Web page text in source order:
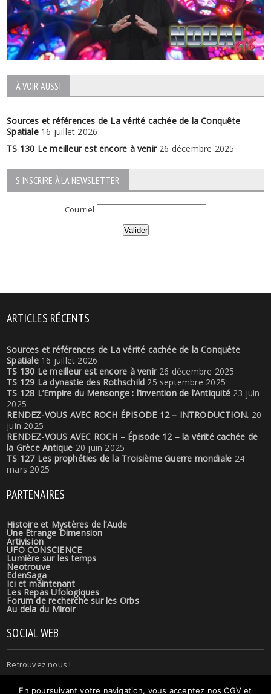
À VOIR AUSSI
Sources et références de La vérité cachée de la Conquête
Spatiale 16 juillet 2026
TS 130 Le meilleur est encore à venir 26 décembre 2025
S'INSCRIRE À LA NEWSLETTER
Courriel
ARTICLES RÉCENTS
Sources et références de La vérité cachée de la Conquête
Spatiale 16 juillet 2026
TS 130 Le meilleur est encore à venir 26 décembre 2025
TS 129 La dynastie des Rothschild 25 septembre 2025
TS 128 L’Empire du Mensonge : l’invention de l’Antiquité 23 juin
2025
RENDEZ-VOUS AVEC ROCH ÉPISODE 12 – INTRODUCTION. 20
juin 2025
RENDEZ-VOUS AVEC ROCH – Épisode 12 – la vérité cachée de
la Grèce Antique 20 juin 2025
TS 127 Les prophéties de la Troisième Guerre mondiale 24
mars 2025
PARTENAIRES
Histoire et Mystères de l’Aude
Une Etrange Dimension
Artivision
UFO CONSCIENCE
Lumière sur les temps
Neotrouve
EdenSaga
Ici et maintenant
Les Repas Ufologiques
Forum de recherche sur les Orbs
Au dela du Miroir
SOCIAL WEB
Retrouvez nous !
En poursuivant votre navigation, vous acceptez nos CGV et